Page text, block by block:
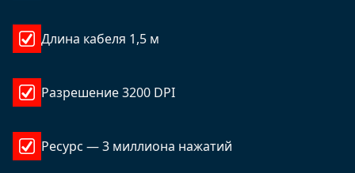
Длина кабеля 1,5 м
Разрешение 3200 DPI
Ресурс — 3 миллиона нажатий